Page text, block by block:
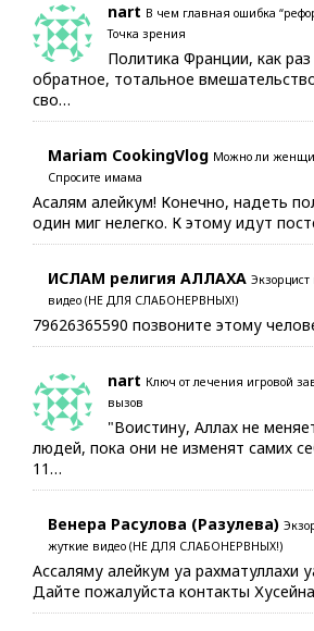
nart В чем главная ошибка
Точка зрения
Политика Франции, как
обратное, тотальное
сво…
Mariam CookingVlog Можно ли
Спросите имама
Асалям алейкум! Конечно, надеть
один миг нелегко. К этому идут
ИСЛАМ религия АЛЛАХА Экзорцист
видео (НЕ ДЛЯ СЛАБОНЕРВНЫХ!)
79626365590 позвоните этому
nart Ключ от лечения игровой
вызов
"Воистину, Аллах не
людей, пока они не изменят самих
11…
Венера Расулова (Разулева)
жуткие видео (НЕ ДЛЯ СЛАБОНЕРВНЫХ!)
Ассаляму алейкум уа рахматуллахи
Дайте пожалуйста контакты